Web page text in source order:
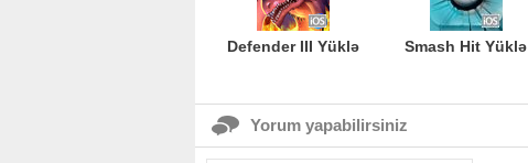
Defender III Yüklə Smash Hit Yüklə
Yorum yapabilirsiniz